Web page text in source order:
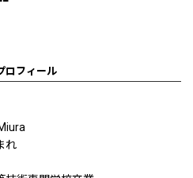
ロフィール
れ